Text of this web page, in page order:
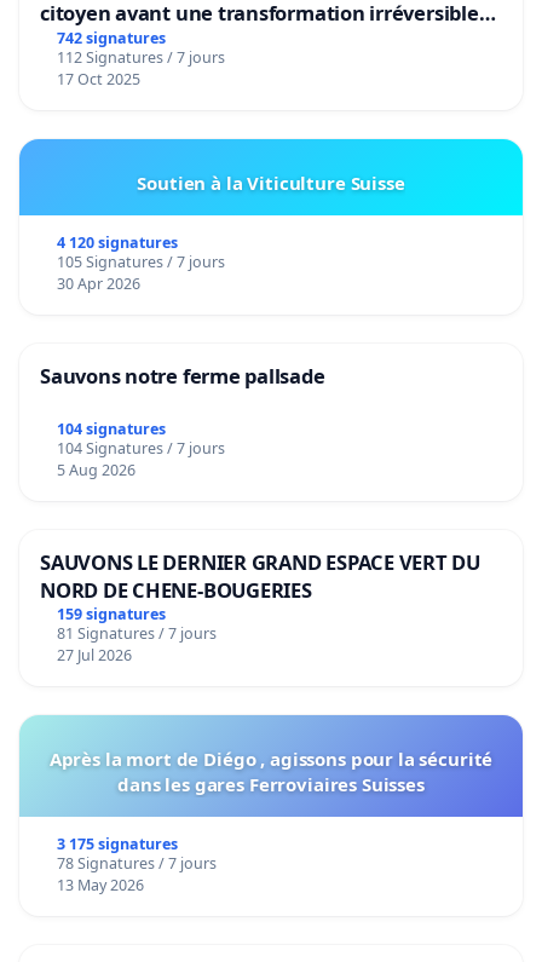
citoyen avant une transformation irréversible
de notre territoire »
742 signatures
112 Signatures / 7 jours
17 Oct 2025
Soutien à la Viticulture Suisse
4 120 signatures
105 Signatures / 7 jours
30 Apr 2026
Sauvons notre ferme pallsade
104 signatures
104 Signatures / 7 jours
5 Aug 2026
SAUVONS LE DERNIER GRAND ESPACE VERT DU
NORD DE CHENE-BOUGERIES
159 signatures
81 Signatures / 7 jours
27 Jul 2026
Après la mort de Diégo , agissons pour la sécurité
dans les gares Ferroviaires Suisses
3 175 signatures
78 Signatures / 7 jours
13 May 2026